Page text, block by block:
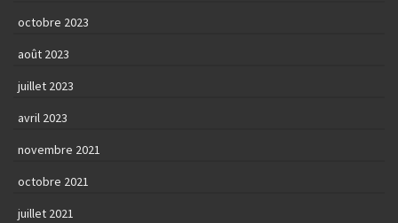
octobre 2023
août 2023
juillet 2023
avril 2023
novembre 2021
octobre 2021
juillet 2021